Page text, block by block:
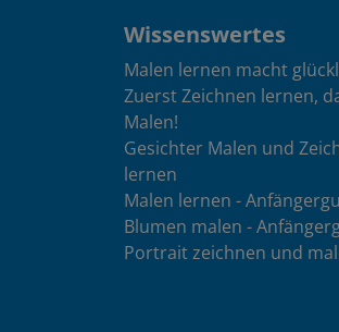
Wissenswertes
Malen lernen macht
Zuerst Zeichnen lernen,
Malen!
Gesichter Malen und
lernen
Malen lernen -
Blumen malen -
Portrait zeichnen und